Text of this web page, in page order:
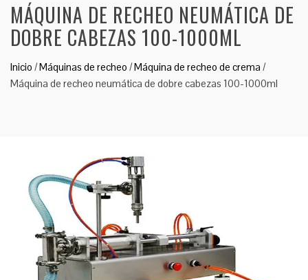
MÁQUINA DE RECHEO NEUMÁTICA DE
DOBRE CABEZAS 100-1000ML
Inicio /Máquinas de recheo /Máquina de recheo de crema /
Máquina de recheo neumática de dobre cabezas 100-1000ml